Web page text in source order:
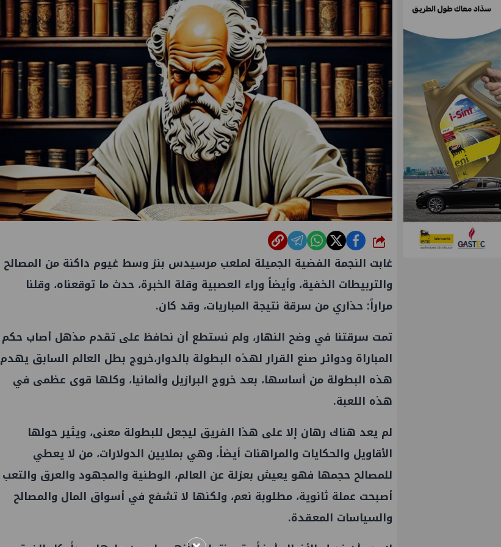
شارك
غابت النجمة الفضية الجميلة لملعب مرسيدس بنز وسط غيوم داكنة من المصالح
والتربيطات الخفية، وأيضاً وراء العصبية وقلة الخبرة، حدث ما توقعناه، وقلنا
مراراً: حذاري من سرقة نتيجة المباريات، وقد كان.
تمت سرقتنا في وضح النهار، ولم نستطع أن نحافظ على تقدم مذهل أصاب حكم
المباراة ودوائر صنع القرار لهذه البطولة بالدوار،خروج بطل العالم السابق يهدم
هذه البطولة من أساسها، بعد خروج البرازيل وألمانيا، وكلها قوى عظمى في
هذه اللعبة.
لم يعد هناك رهان إلا على هذا الفريق ليجعل للبطولة معنى، ويثير حولها
الأقاويل والحكايات والمراهنات أيضاً، وهي بملايين الدولارات، من لا يعطي
للمصالح حجمها فهو يعيش بعزلة عن العالم، الوطنية والمجهود والعرق والتعب
أصبحت عملة ثانوية، مطلوبة نعم، ولكنها لا تشفع في أسواق المال والمصالح
والسياسات المعقدة.